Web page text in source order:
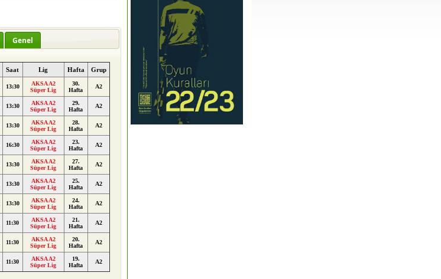
Genel
Saat Lig Hafta Grup
13:30
AKSA A2
Süper Lig
30.
Hafta
A2
13:30
AKSA A2
Süper Lig
29.
Hafta
A2
13:30
AKSA A2
Süper Lig
28.
Hafta
A2
16:30
AKSA A2
Süper Lig
23.
Hafta
A2
13:30
AKSA A2
Süper Lig
27.
Hafta
A2
13:30
AKSA A2
Süper Lig
25.
Hafta
A2
13:30
AKSA A2
Süper Lig
24.
Hafta
A2
11:30
AKSA A2
Süper Lig
21.
Hafta
A2
11:30
AKSA A2
Süper Lig
20.
Hafta
A2
11:30
AKSA A2
Süper Lig
19.
Hafta
A2